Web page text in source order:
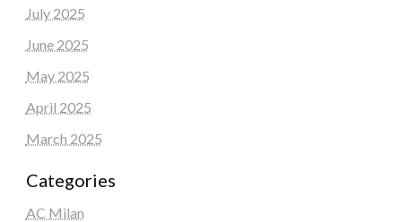
July 2025
June 2025
May 2025
April 2025
March 2025
Categories
AC Milan